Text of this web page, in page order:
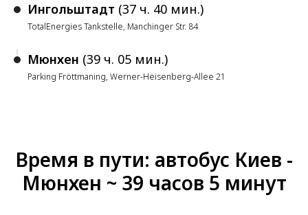
Ингольштадт (37 ч. 40 мин.)
TotalEnergies Tankstelle, Manchinger Str. 84
Мюнхен (39 ч. 05 мин.)
Parking Fröttmaning, Werner-Heisenberg-Allee 21
Время в пути: автобус Киев -
Мюнхен ~ 39 часов 5 минут